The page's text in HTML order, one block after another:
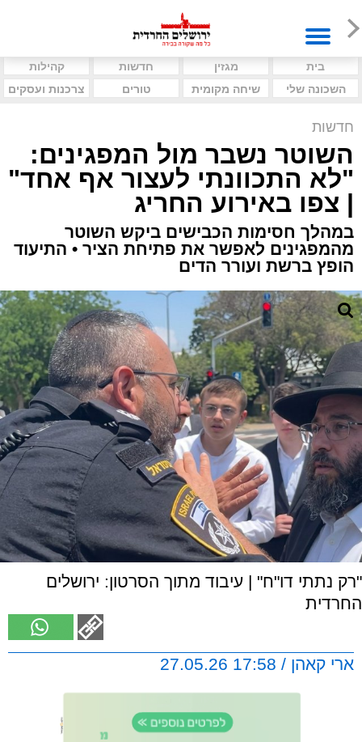
בית מגזין חדשות
קהילות
השכונה שלי
שיחה מקומית טורים צרכנות ועסקים
חדשות
השוטר נשבר מול המפגינים:
"לא התכוונתי לעצור אף אחד"
| צפו באירוע החריג
במהלך חסימות הכבישים ביקש השוטר
מהמפגינים לאפשר את פתיחת הציר • התיעוד
הופץ ברשת ועורר הדים
"רק נתתי דו"ח" | עיבוד מתוך הסרטון: ירושלים
החרדית
ארי קאהן / 17:58 27.05.26